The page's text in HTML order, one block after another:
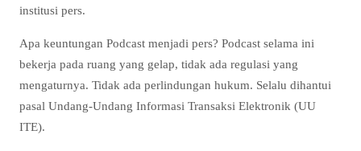
institusi pers.
Apa keuntungan Podcast menjadi pers? Podcast selama ini
bekerja pada ruang yang gelap, tidak ada regulasi yang
mengaturnya. Tidak ada perlindungan hukum. Selalu dihantui
pasal Undang-Undang Informasi Transaksi Elektronik (UU
ITE).